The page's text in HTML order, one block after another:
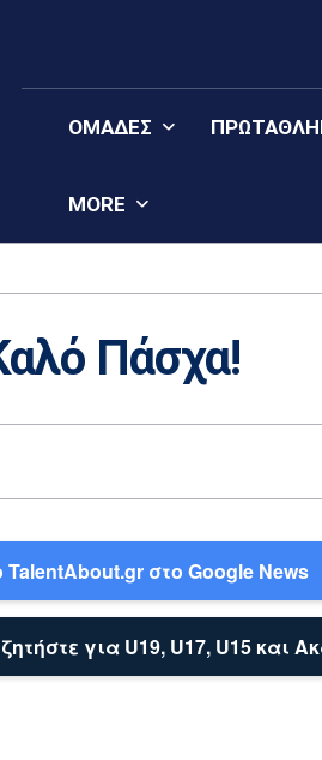
ΟΜΆΔΕΣ
MORE
Πάσχα!
στο Google News
για U19, U17, U15 και